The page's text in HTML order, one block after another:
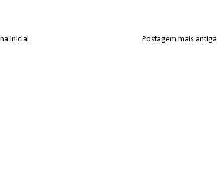
Postagem mais antiga
inicial